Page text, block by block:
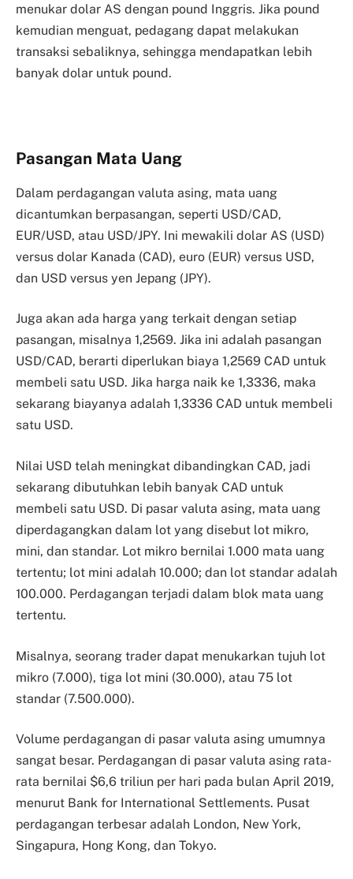
menukar dolar AS dengan pound Inggris. Jika pound
kemudian menguat, pedagang dapat melakukan
transaksi sebaliknya, sehingga mendapatkan lebih
banyak dolar untuk pound.
Pasangan Mata Uang
Dalam perdagangan valuta asing, mata uang
dicantumkan berpasangan, seperti USD/CAD,
EUR/USD, atau USD/JPY. Ini mewakili dolar AS (USD)
versus dolar Kanada (CAD), euro (EUR) versus USD,
dan USD versus yen Jepang (JPY).
Juga akan ada harga yang terkait dengan setiap
pasangan, misalnya 1,2569. Jika ini adalah pasangan
USD/CAD, berarti diperlukan biaya 1,2569 CAD untuk
membeli satu USD. Jika harga naik ke 1,3336, maka
sekarang biayanya adalah 1,3336 CAD untuk membeli
satu USD.
Nilai USD telah meningkat dibandingkan CAD, jadi
sekarang dibutuhkan lebih banyak CAD untuk
membeli satu USD. Di pasar valuta asing, mata uang
diperdagangkan dalam lot yang disebut lot mikro,
mini, dan standar. Lot mikro bernilai 1.000 mata uang
tertentu; lot mini adalah 10.000; dan lot standar adalah
100.000. Perdagangan terjadi dalam blok mata uang
tertentu.
Misalnya, seorang trader dapat menukarkan tujuh lot
mikro (7.000), tiga lot mini (30.000), atau 75 lot
standar (7.500.000).
Volume perdagangan di pasar valuta asing umumnya
sangat besar. Perdagangan di pasar valuta asing rata-
rata bernilai $6,6 triliun per hari pada bulan April 2019,
menurut Bank for International Settlements. Pusat
perdagangan terbesar adalah London, New York,
Singapura, Hong Kong, dan Tokyo.